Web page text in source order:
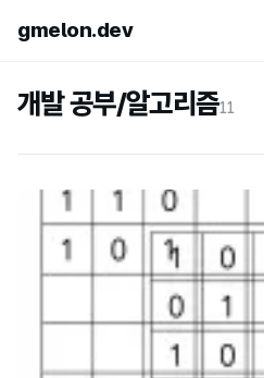
gmelon.dev
개발 공부/알고리즘11